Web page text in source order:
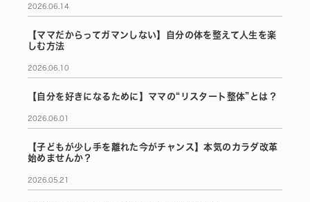
2026.06.14
【ママだからってガマンしない】自分の体を整えて人生を楽
しむ方法
2026.06.10
【自分を好きになるために】ママの“リスタート整体”とは？
2026.06.01
【子どもが少し手を離れた今がチャンス】本気のカラダ改革
始めませんか？
2026.05.21